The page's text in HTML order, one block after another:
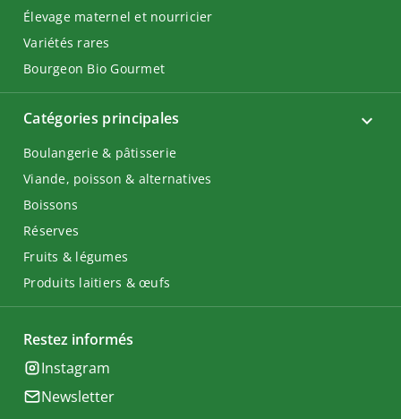
Catégories principales
Boulangerie & pâtisserie
Viande, poisson & alternatives
Boissons
Réserves
Fruits & légumes
Produits laitiers & œufs
Élevage maternel et nourricier
Variétés rares
Bourgeon Bio Gourmet
Restez informés
Instagram
Newsletter